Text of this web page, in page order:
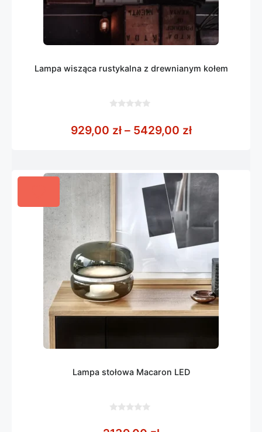
Lampa wisząca rustykalna z drewnianym kołem
5
929,00 zł – 5429,00 złZakres cen:
Lampa stołowa Macaron LED